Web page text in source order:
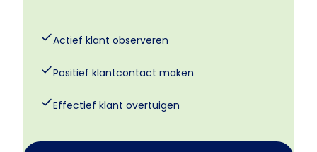
Actief klant observeren
Positief klantcontact maken
Effectief klant overtuigen